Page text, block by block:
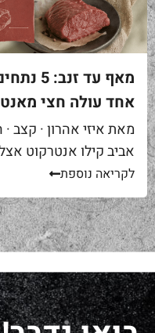
מאף
אחד עולה חצי
מאת איזי אהרון · קצב
ל-₪220. מחיר יפה – וגם מוצדק, כי זה...
לקריאה נוספת